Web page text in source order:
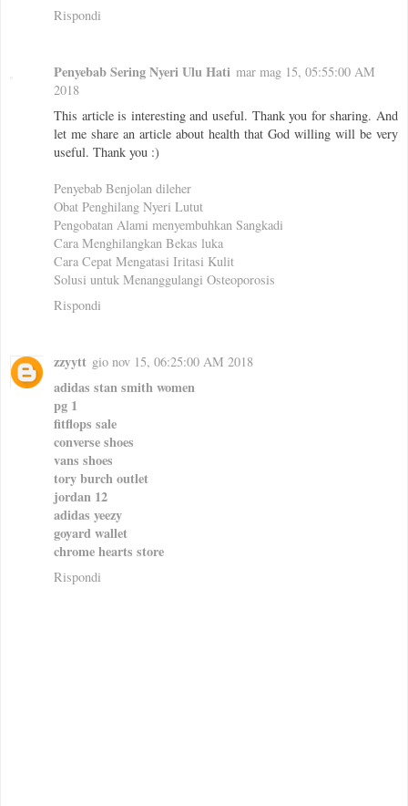
Rispondi
Penyebab Sering Nyeri Ulu Hati mar mag 15, 05:55:00 AM
2018
This article is interesting and useful. Thank you for sharing. And
let me share an article about health that God willing will be very
useful. Thank you :)
Penyebab Benjolan dileher
Obat Penghilang Nyeri Lutut
Pengobatan Alami menyembuhkan Sangkadi
Cara Menghilangkan Bekas luka
Cara Cepat Mengatasi Iritasi Kulit
Solusi untuk Menanggulangi Osteoporosis
Rispondi
zzyytt gio nov 15, 06:25:00 AM 2018
adidas stan smith women
pg 1
fitflops sale
converse shoes
vans shoes
tory burch outlet
jordan 12
adidas yeezy
goyard wallet
chrome hearts store
Rispondi